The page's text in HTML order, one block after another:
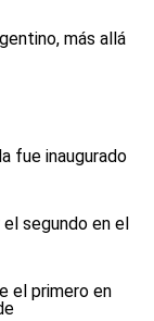
más allá
fue inaugurado
segundo en el
el primero en